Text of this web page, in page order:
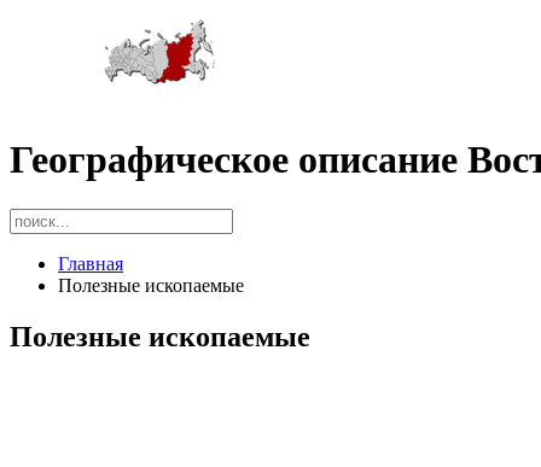
Географическое описание
Главная
Полезные ископаемые
Полезные ископаемые